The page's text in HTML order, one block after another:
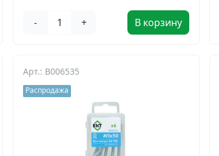
- + В корзину
Арт.: B006535
Распродажа